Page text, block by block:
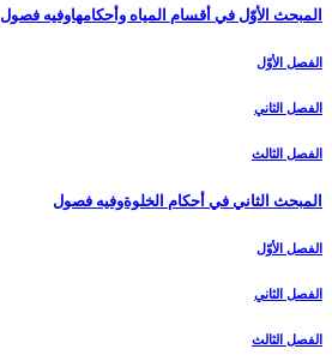
المبحث الأوّل في أقسام المياه وأحكامهاوفيه فصول‏
الفصل الأوّل‏
الفصل الثاني‏
الفصل الثالث‏
المبحث الثاني في أحكام الخلوةوفيه فصول
الفصل الأوّل‏
الفصل الثاني‏
الفصل الثالث‏